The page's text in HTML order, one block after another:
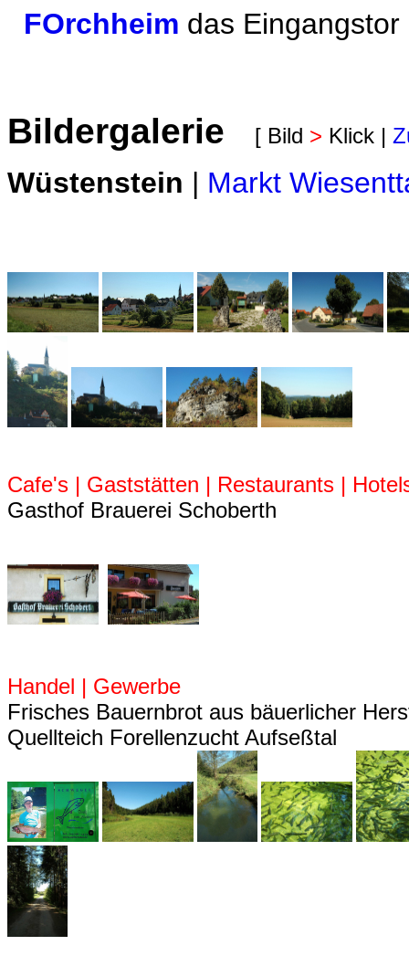
FOrchheim das
Bildergalerie [ Bild > Klick |
Wüstenstein | Markt
Cafe's | Gaststätten | Restaurants |
Gasthof Brauerei Schoberth
Handel | Gewerbe
Frisches Bauernbrot aus bäuerlicher
Quellteich Forellenzucht Aufseßtal